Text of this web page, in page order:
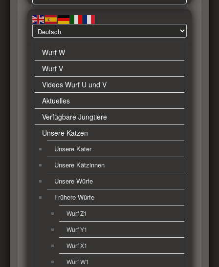
Wurf W
Wurf V
Videos Wurf U und V
Aktuelles
Verfügbare Jungtiere
Unsere Katzen
Unsere Kater
Unsere Kätzinnen
Unsere Würfe
Frühere Würfe
Wurf Z1
Wurf Y1
Wurf X1
Wurf W1